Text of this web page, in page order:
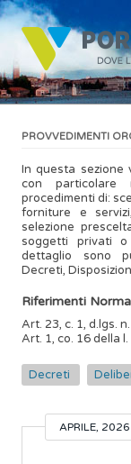
PROVVEDIMENTI
In questa sezione
con particolare
procedimenti di:
forniture e
selezione
soggetti privati o
dettaglio sono
Decreti,
Riferimenti
Art. 23, c. 1, d.lgs.
Art. 1, co. 16 della
Decreti
APRILE, 2026